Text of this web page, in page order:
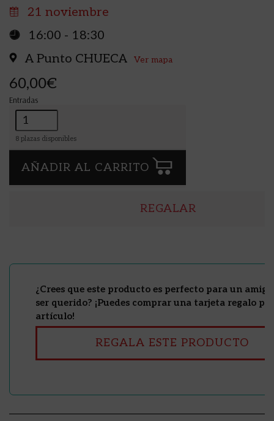
21 noviembre
16:00 - 18:30
A Punto CHUECA
Ver mapa
60,00€
Entradas
Cantidad
8 plazas disponibles
AÑADIR AL CARRITO
REGALAR
¿Crees que este producto es perfecto para un
ser querido? ¡Puedes comprar una tarjeta regalo
artículo!
REGALA ESTE PRODUCTO